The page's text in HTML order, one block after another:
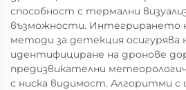
способност с термални
възможности. Интегрирането
методи за детекция осигурява
идентифициране на дронове
предизвикателни
с ниска видимост. Алгоритми